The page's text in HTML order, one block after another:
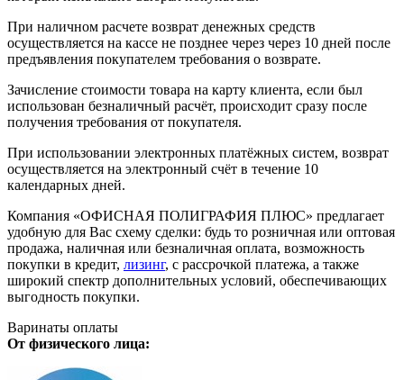
При наличном расчете возврат денежных средств
осуществляется на кассе не позднее через через 10 дней после
предъявления покупателем требования о возврате.
Зачисление стоимости товара на карту клиента, если был
использован безналичный расчёт, происходит сразу после
получения требования от покупателя.
При использовании электронных платёжных систем, возврат
осуществляется на электронный счёт в течение 10
календарных дней.
Компания «ОФИСНАЯ ПОЛИГРАФИЯ ПЛЮС» предлагает
удобную для Вас схему сделки: будь то розничная или оптовая
продажа, наличная или безналичная оплата, возможность
покупки в кредит, лизинг, с рассрочкой платежа, а также
широкий спектр дополнительных условий, обеспечивающих
выгодность покупки.
Варинаты оплаты
От физического лица: